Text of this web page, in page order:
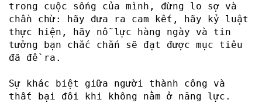
trong cuộc sống của mình, đừng lo sợ và
chần chừ: hãy đưa ra cam kết, hãy kỷ luật
thực hiện, hãy nỗ lực hàng ngày và tin
tưởng bạn chắc chắn sẽ đạt được mục tiêu
đã đề ra.
Sự khác biệt giữa người thành công và
thất bại đôi khi không nằm ở năng lực.